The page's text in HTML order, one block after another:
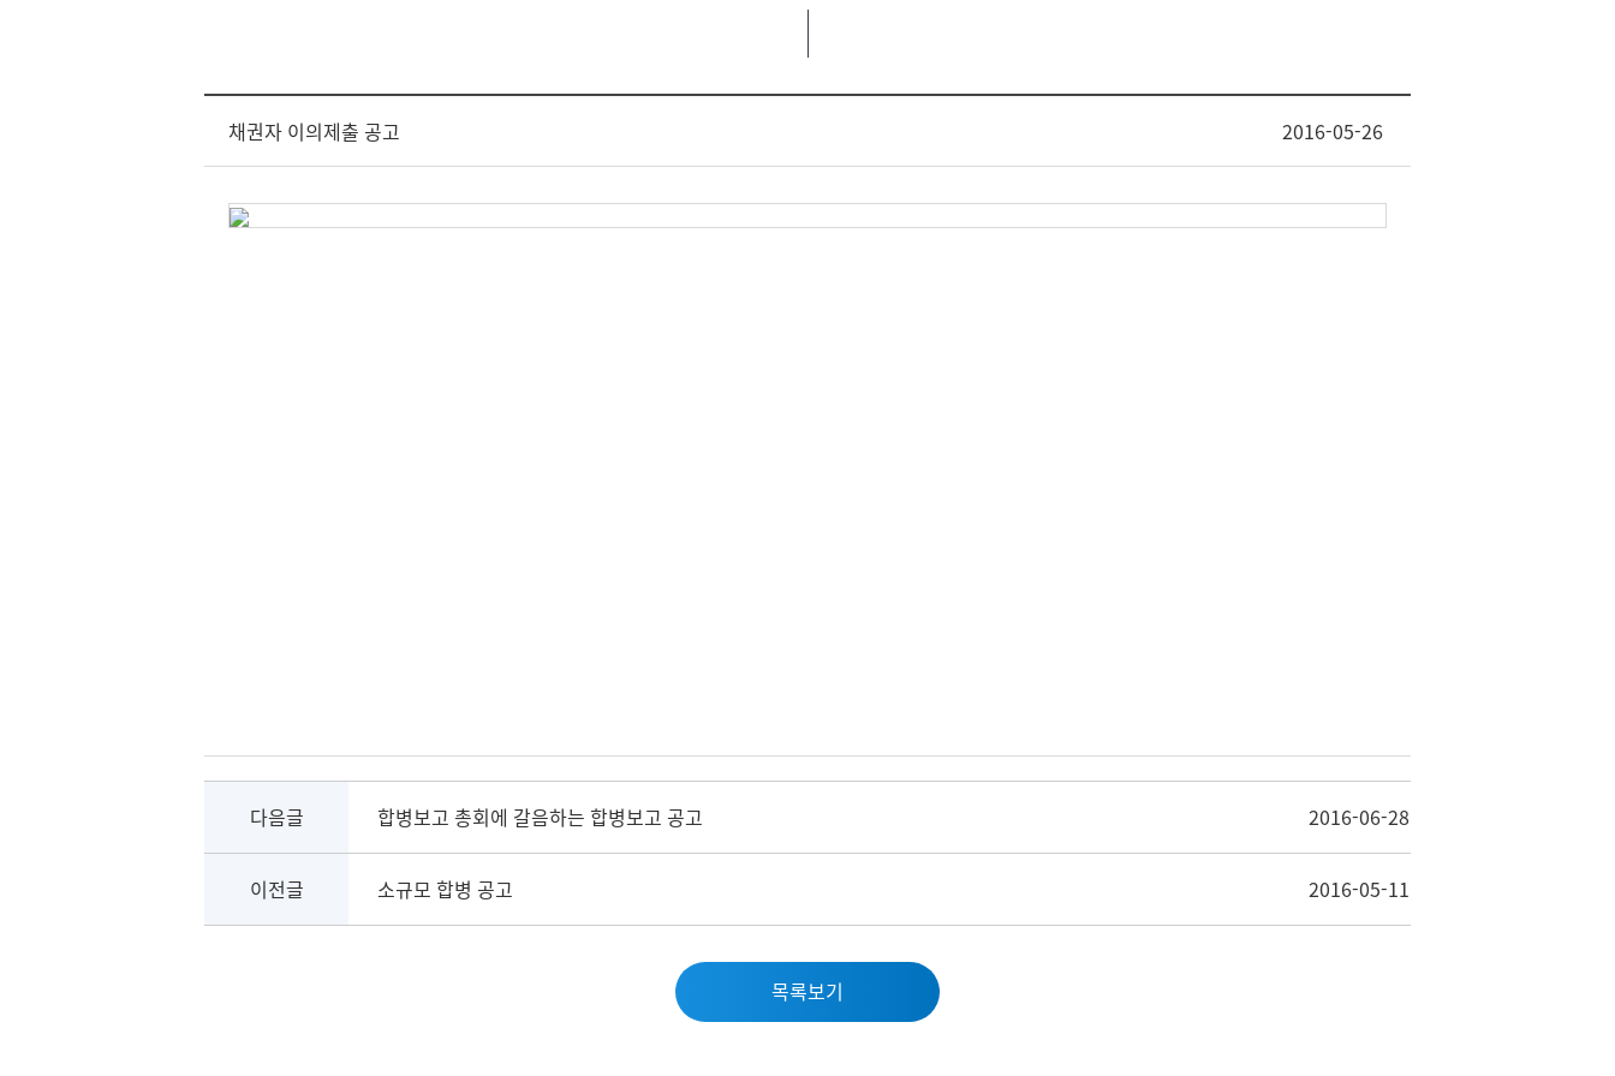
채권자 이의제출 공고 2016-05-26
다음글 합병보고 총회에 갈음하는 합병보고 공고 2016-06-28
이전글 소규모 합병 공고 2016-05-11
목록보기